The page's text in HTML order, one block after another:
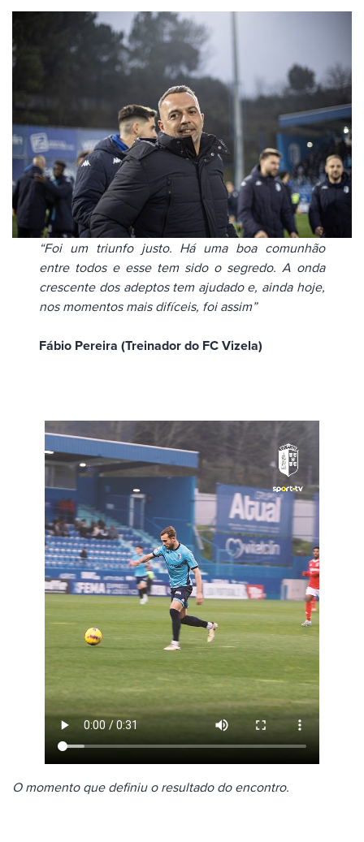
“Foi um triunfo justo. Há uma boa comunhão
entre todos e esse tem sido o segredo. A onda
crescente dos adeptos tem ajudado e, ainda hoje,
nos momentos mais difíceis, foi assim”
Fábio Pereira (Treinador do FC Vizela)
O momento que definiu o resultado do encontro.